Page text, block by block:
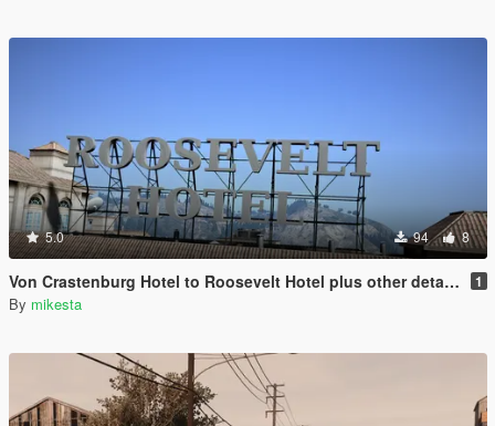
5.0 94 8
Von Crastenburg Hotel to Roosevelt Hotel plus other details 1
By mikesta